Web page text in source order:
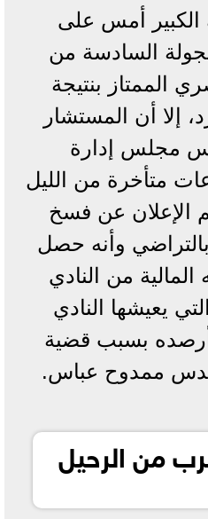
الكبير أمس على
السادسة من
الممتاز بنتيجة
إلا أن المستشار
مجلس إدارة
متأخرة من الليل
الإعلان عن فسخ
وأنه حصل
من النادي
يعيشها النادي
بسبب قضية
ممدوح عباس.
من الرحيل